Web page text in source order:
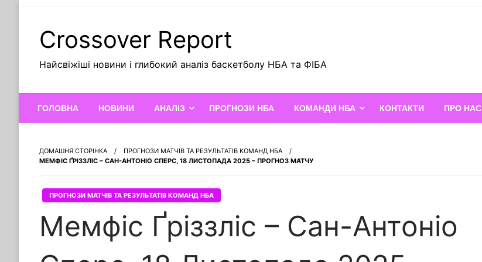
Crossover Report
Найсвіжіші новини і глибокий аналіз баскетболу НБА та ФІБА
ГОЛОВНА НОВИНИ АНАЛІЗ ПРОГНОЗИ НБА КОМАНДИ НБА КОНТАКТИ ПРО НАС
ДОМАШНЯ СТОРІНКА
ПРОГНОЗИ МАТЧІВ ТА РЕЗУЛЬТАТІВ КОМАНД НБА
МЕМФІС ҐРІЗЗЛІС – САН-АНТОНІО СПЕРС, 18 ЛИСТОПАДА 2025 – ПРОГНОЗ МАТЧУ
ПРОГНОЗИ МАТЧІВ ТА РЕЗУЛЬТАТІВ КОМАНД НБА
Мемфіс Ґріззліс – Сан-Антоніо